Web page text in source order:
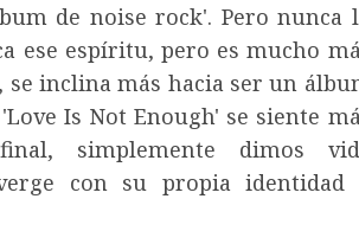
de noise rock'. Pero nunca
ese espíritu, pero es mucho
se inclina más hacia ser un
Is Not Enough' se siente
simplemente dimos
con su propia identidad